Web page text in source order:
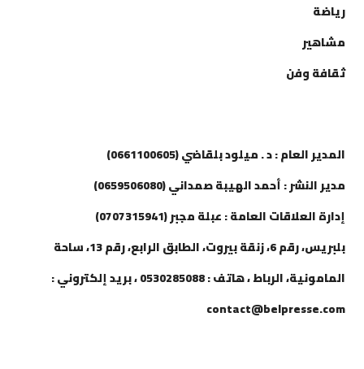
رياضة
مشاهير
ثقافة وفن
المدير العام : د . ميلود بلقاضي (0661100605)
مدير النشر : أحمد الهيبة صمداني (0659506080)
إدارة العلاقات العامة : عبلة مجبر (0707315941)
بلبريس، رقم 6، زنقة بيروت، الطابق الرابع، رقم 13، ساحة
المامونية، الرباط ، هاتف : 0530285088 ، بريد إلكتروني :
contact@belpresse.com